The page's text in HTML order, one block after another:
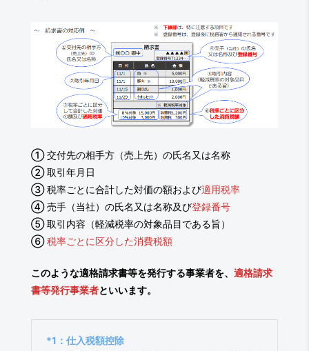
① 交付先の相手方（売上先）の氏名又は名称
② 取引年月日
③ 税率ごとに合計した対価の額および適用税率
④ 売手（当社）の氏名又は名称及び登録番号
⑤ 取引内容（軽減税率の対象品目である旨）
⑥税率ごとに区分した消費税額
このような適格請求書等を発行する事業者を、 適格請求
書等発行事業者といいます。
*1：仕入税額控除